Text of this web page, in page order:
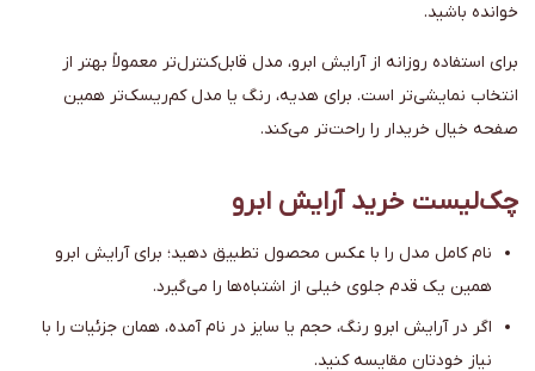
خوانده باشید.
برای استفاده روزانه از آرایش ابرو، مدل قابل‌کنترل‌تر معمولاً بهتر از
انتخاب نمایشی‌تر است. برای هدیه، رنگ یا مدل کم‌ریسک‌تر همین
صفحه خیال خریدار را راحت‌تر می‌کند.
چک‌لیست خرید آرایش ابرو
نام کامل مدل را با عکس محصول تطبیق دهید؛ برای آرایش ابرو
همین یک قدم جلوی خیلی از اشتباه‌ها را می‌گیرد.
اگر در آرایش ابرو رنگ، حجم یا سایز در نام آمده، همان جزئیات را با
نیاز خودتان مقایسه کنید.